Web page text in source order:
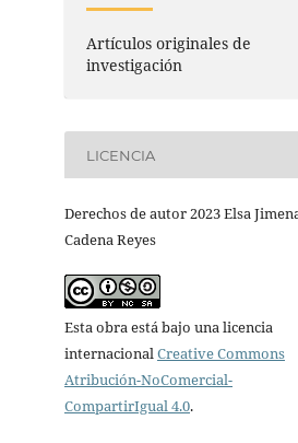
Artículos originales de
investigación
LICENCIA
Derechos de autor 2023 Elsa
Cadena Reyes
Esta obra está bajo una licencia
internacionalCreative Commons
Atribución-NoComercial-
CompartirIgual 4.0.